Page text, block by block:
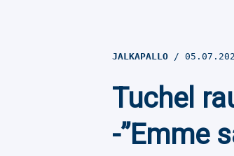
JALKAPALLO
Tuchel
-”Emme